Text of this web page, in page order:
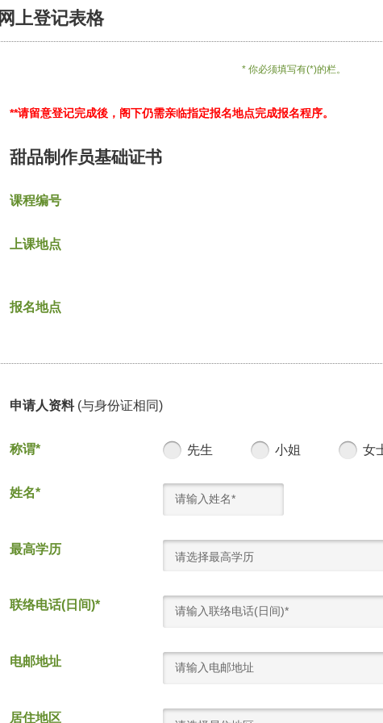
网上登记表格
* 你必须填写有(*)的栏。
**请留意登记完成後，阁下仍需亲临指定报名地点完成报名程序。
甜品制作员基础证书
课程编号
上课地点
报名地点
申请人资料 (与身份证相同)
称谓* 先生 小姐 女
姓名*
最高学历
请选择最高学历
联络电话(日间)*
电邮地址
居住地区